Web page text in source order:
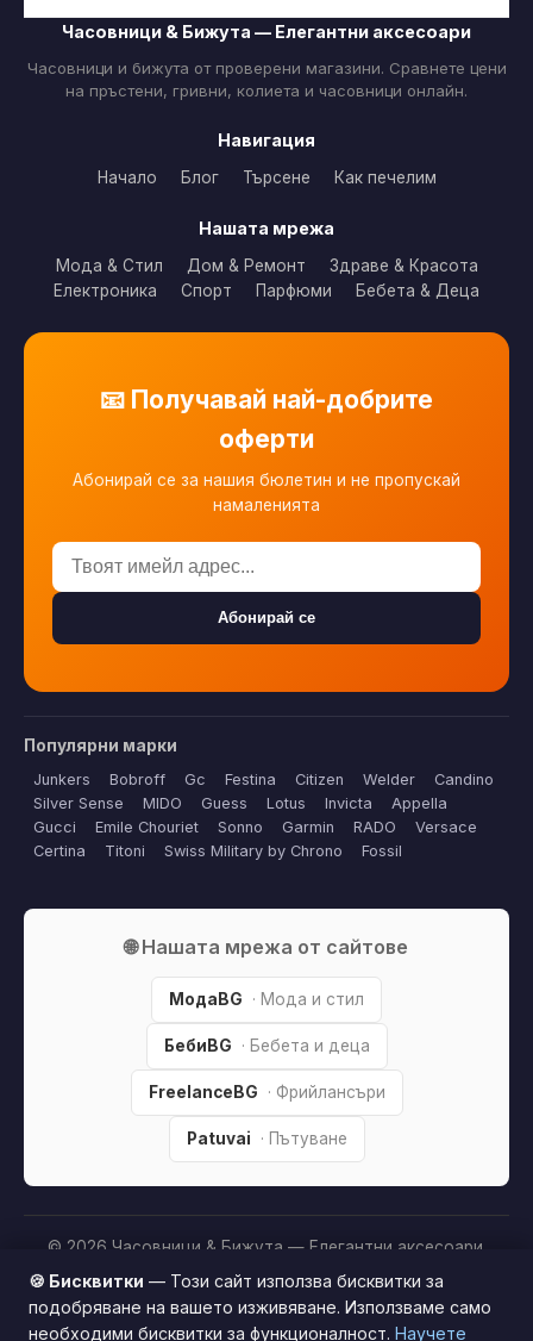
Часовници & Бижута — Елегантни аксесоари
Часовници и бижута от проверени магазини. Сравнете цени
на пръстени, гривни, колиета и часовници онлайн.
Навигация
Начало Блог Търсене Как печелим
Нашата мрежа
Мода & Стил Дом & Ремонт
Здраве & Красота
Електроника
Спорт Парфюми Бебета & Деца
📧 Получавай най-добрите
оферти
Абонирай се за нашия бюлетин и не пропускай
намаленията
Абонирай се
Популярни марки
Junkers Bobroff Gc Festina Citizen Welder
Candino
Silver Sense
MIDO Guess Lotus Invicta
Appella
Gucci
Emile Chouriet Sonno Garmin RADO
Versace
Certina
Titoni Swiss Military by Chrono Fossil
🌐 Нашата мрежа от сайтове
МодаBG · Мода и стил
БебиBG · Бебета и деца
FreelanceBG · Фрийлансъри
Patuvai · Пътуване
© 2026 Часовници & Бижута — Елегантни аксесоари.
Всички права запазени.
Партньорско разкриване:Този сайт е независим и
съдържа партньорски (affiliate) линкове. Когато купите
Този сайт използва бисквитки за по-добро
🍪 Бисквитки — Този сайт използва бисквитки за
подобряване на вашето изживяване. Използваме само
необходими бисквитки за функционалност. Научете